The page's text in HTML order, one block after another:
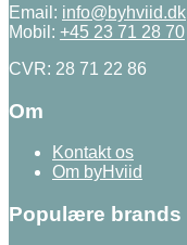
Email: info@byhviid.dk
Mobil: +45 23 71 28 70
CVR: 28 71 22 86
Om
Kontakt os
Om byHviid
Populære brands